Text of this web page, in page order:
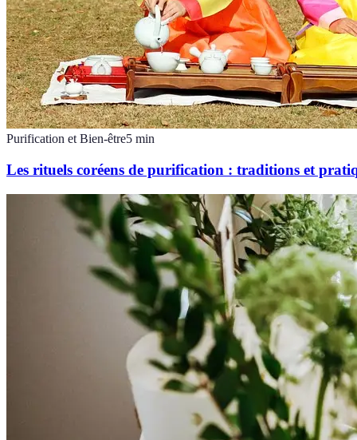
Purification et Bien-être5 min
Les rituels coréens de purification : traditions et